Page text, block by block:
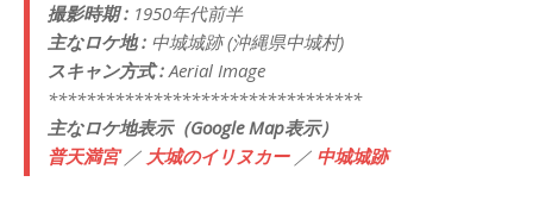
撮影時期 : 1950年代前半
主なロケ地 : 中城城跡 (沖縄県中城村)
スキャン方式 :Aerial Image
*********************************
主なロケ地表示（Google Map表示）
普天満宮／ 大城のイリヌカー／ 中城城跡